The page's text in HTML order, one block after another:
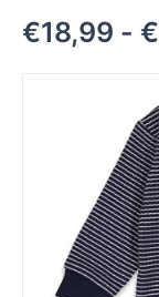
€18,99 - €